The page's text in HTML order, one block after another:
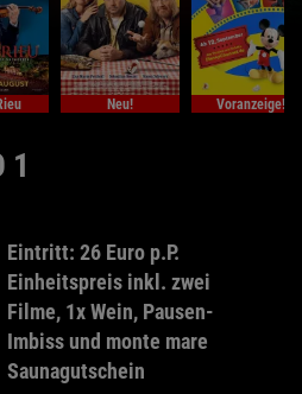
Neu! Voranzeige!
1
Eintritt: 26 Euro p.P.
Einheitspreis inkl. zwei
Filme, 1x Wein, Pausen-
Imbiss und monte mare
Saunagutschein